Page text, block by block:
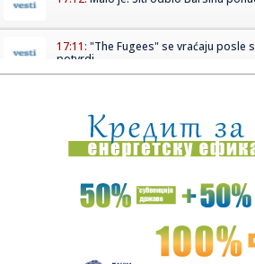
17:11: "The Fugees" se vraćaju posle
potvrdi...
17:09:Kopaonik dobija nove ski-staze:
pola mili...
17:07:Vikend bez vode na dve lokacije
izlaz...
Landrovers Panterra je